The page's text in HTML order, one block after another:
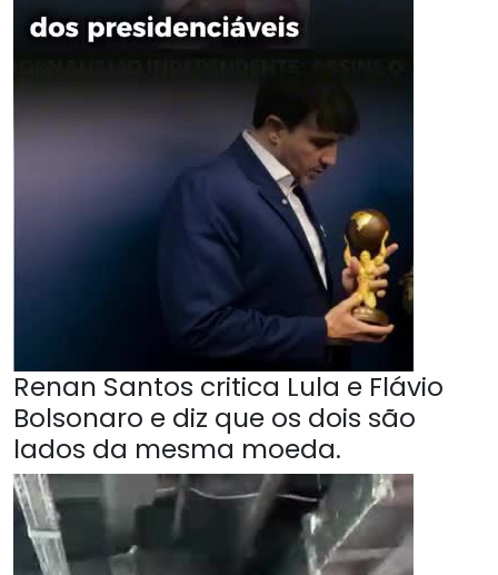
Renan Santos critica Lula e Flávio
Bolsonaro e diz que os dois são
lados da mesma moeda.